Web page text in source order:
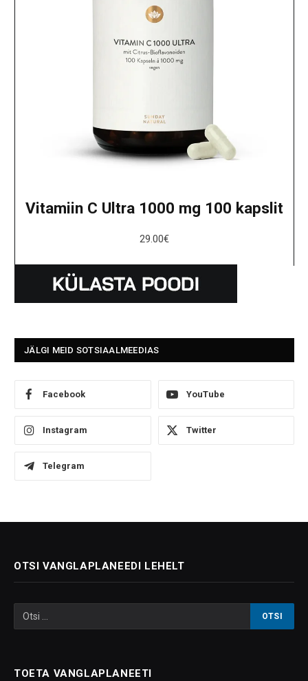
Vitamiin C Ultra 1000 mg 100 kapslit
29.00€
JÄLGI MEID SOTSIAALMEEDIAS
Facebook YouTube
Instagram Twitter
Telegram
OTSI VANGLAPLANEEDI LEHELT
TOETA VANGLAPLANEETI